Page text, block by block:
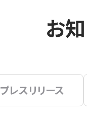
お
プレスリリース